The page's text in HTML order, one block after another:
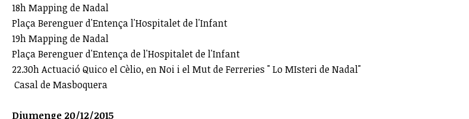
18h Mapping de Nadal
Plaça Berenguer d'Entença l'Hospitalet de l'Infant
19h Mapping de Nadal
Plaça Berenguer d'Entença de l'Hospitalet de l'Infant
22.30h Actuació Quico el Cèlio, en Noi i el Mut de Ferreries " Lo MIsteri de Nadal"
Casal de Masboquera
Diumenge 20/12/2015